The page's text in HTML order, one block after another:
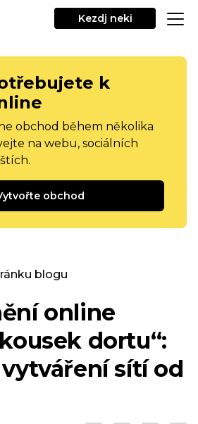
Kezdj neki
k
obchod během několika
na webu, sociálních
obchod
blogu
online
dortu“:
sítí od